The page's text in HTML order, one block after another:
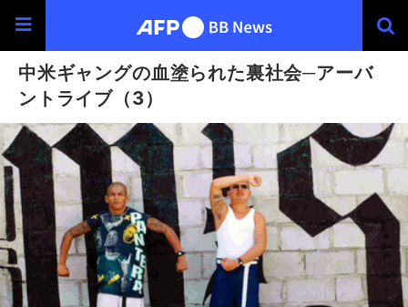
中米ギャングの血塗られた裏社会─アーバ
ントライブ（3）